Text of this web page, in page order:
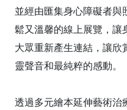
並經由匯集身心障礙者與
鬆又溫馨的線上展覽，讓
大眾重新產生連結，讓
靈聲音和最純粹的感動。
透過多元繪本延伸藝術治